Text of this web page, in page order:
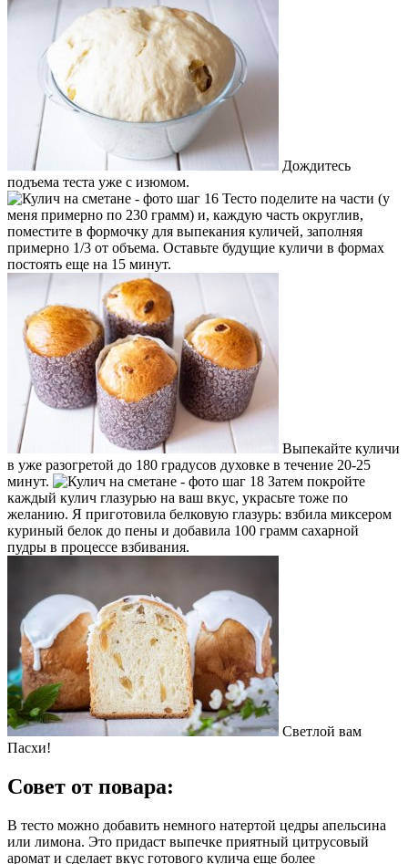
Дождитесь
подъема теста уже с изюмом.
Тесто поделите на части (у
меня примерно по 230 грамм) и, каждую часть округлив,
поместите в формочку для выпекания куличей, заполняя
примерно 1/3 от объема. Оставьте будущие куличи в формах
постоять еще на 15 минут.
Выпекайте куличи
в уже разогретой до 180 градусов духовке в течение 20-25
минут.
Затем покройте
каждый кулич глазурью на ваш вкус, украсьте тоже по
желанию. Я приготовила белковую глазурь: взбила миксером
куриный белок до пены и добавила 100 грамм сахарной
пудры в процессе взбивания.
Светлой вам
Пасхи!
Совет от повара:
В тесто можно добавить немного натертой цедры апельсина
или лимона. Это придаст выпечке приятный цитрусовый
аромат и сделает вкус готового кулича еще более